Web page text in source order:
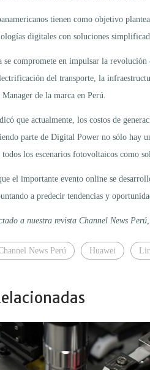
tienen como objetivo
digitales con soluciones
se compromete en impulsar la
del transporte, la
de la marca en Perú.
que actualmente, los costos de
parte de Digital Power no sólo hay
todos los escenarios fotovoltaicos como
el importante evento online se
a predecir tendencias y
a nuestra revista Channel News
News Perú Huawei